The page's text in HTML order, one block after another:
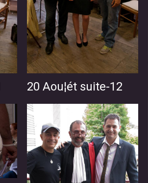
20 Aou¦ét suite-12